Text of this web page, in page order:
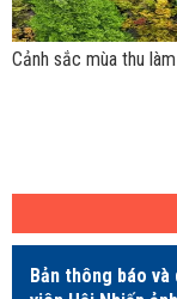
Cảnh sắc mùa thu
Bản thông báo